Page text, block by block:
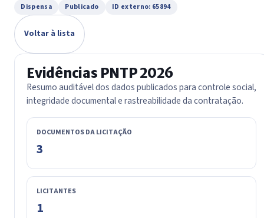
Dispensa Publicado ID externo: 65894
Voltar à lista
Evidências PNTP 2026
Resumo auditável dos dados publicados para controle social,
integridade documental e rastreabilidade da contratação.
DOCUMENTOS DA LICITAÇÃO
3
LICITANTES
1